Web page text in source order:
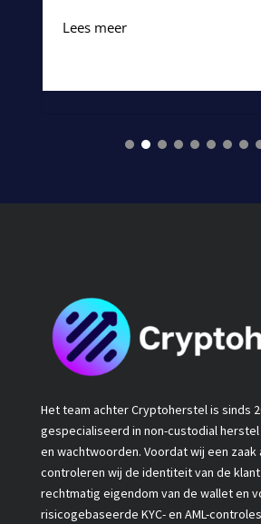
Lees meer
Het team achter Cryptoherstel is sinds
gespecialiseerd in non-custodial
en wachtwoorden. Voordat wij een zaak
controleren wij de identiteit van de
rechtmatig eigendom van de wallet en
risicogebaseerde KYC- en AML-